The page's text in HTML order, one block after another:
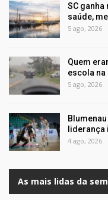
SC
saúde,
5 ago, 2026
Quem
escola na
5 ago, 2026
liderança
4 ago, 2026
As mais lidas da